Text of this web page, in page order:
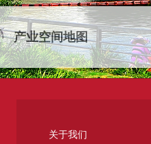
产业空间地图
关于我们